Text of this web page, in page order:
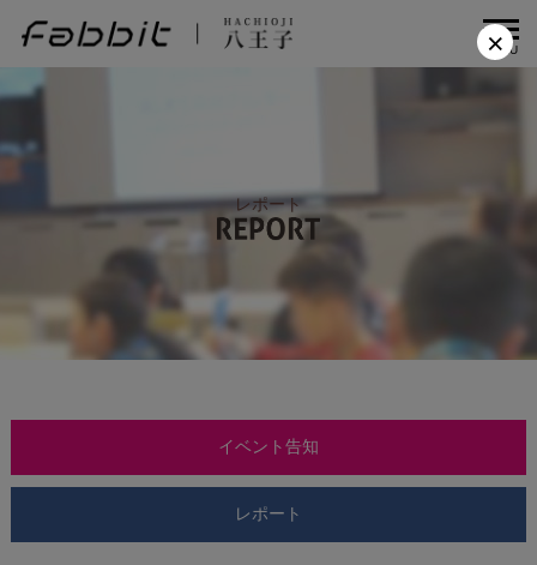
MENU
レポート
イベント告知
レポート
×